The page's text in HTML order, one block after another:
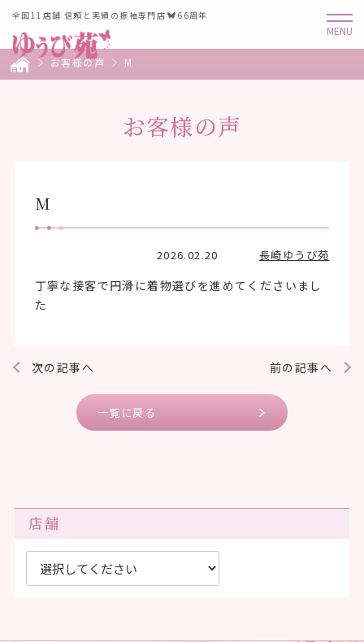
全国11店舗 信頼と実績の振袖専門店 66周年
お客様の声 M
お客様の声
M
2026.02.20 長崎ゆうび苑
丁寧な接客で円滑に着物選びを進めてくださいまし
た
前の記事へ
次の記事へ
一覧に戻る
店舗